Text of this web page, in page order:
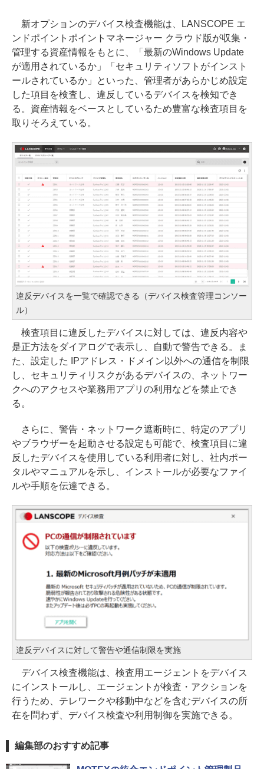
新オプションのデバイス検査機能は、LANSCOPE エ
ンドポイントポイントマネージャー クラウド版が収集・
管理する資産情報をもとに、「最新のWindows Update
が適用されているか」「セキュリティソフトがインスト
ールされているか」といった、管理者があらかじめ設定
した項目を検査し、違反しているデバイスを検知でき
る。資産情報をベースとしているため豊富な検査項目を
取りそろえている。
違反デバイスを一覧で確認できる（デバイス検査管理コンソー
ル）
検査項目に違反したデバイスに対しては、違反内容や
是正方法をダイアログで表示し、自動で警告できる。ま
た、設定した IPアドレス・ドメイン以外への通信を制限
し、セキュリティリスクがあるデバイスの、ネットワー
クへのアクセスや業務用アプリの利用などを禁止でき
る。
さらに、警告・ネットワーク遮断時に、特定のアプリ
やブラウザーを起動させる設定も可能で、検査項目に違
反したデバイスを使用している利用者に対し、社内ポー
タルやマニュアルを示し、インストールが必要なファイ
ルや手順を伝達できる。
違反デバイスに対して警告や通信制限を実施
デバイス検査機能は、検査用エージェントをデバイス
にインストールし、エージェントが検査・アクションを
行うため、テレワークや移動中などを含むデバイスの所
在を問わず、デバイス検査や利用制御を実施できる。
編集部のおすすめ記事